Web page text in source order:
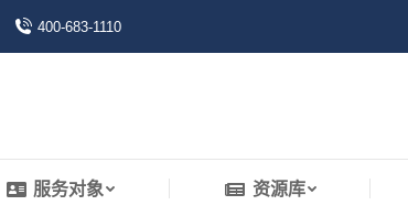
400-683-1110
服务对象 资源库
服务对象